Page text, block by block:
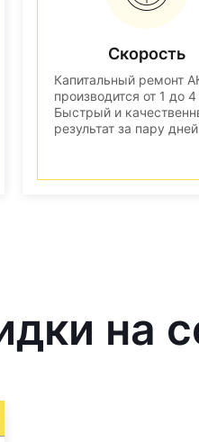
Скорость
Капитальный ремонт
производится от 1 до
Быстрый и
результат за пару
на